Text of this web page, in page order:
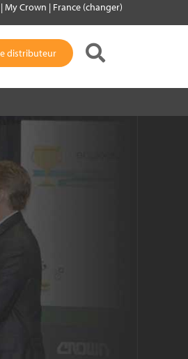
|My Crown | France (changer)
distributeur